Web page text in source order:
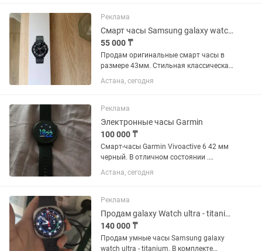
идеальное, полностью рабочее. Экран
чистый, без...
Реклама
Смарт часы Samsung galaxy watch 6 classic
55 000 ₸
Продам оригинальные смарт часы в
размере 43мм. Стильная классическая
модель с вращающимся безелем.
Состояние идеальное. Экран часов без
безель крутится мягко и чётко....
Астана, сегодня
Реклама
Электронные часы Garmin
100 000 ₸
Смарт-часы Garmin Vivoactive 6 42 мм
черный. В отличном состоянии .
Продажа в связи с ненадобностью .
Писать на
Астана, сегодня
Реклама
Продам galaxy Watch ultra - titanium
140 000 ₸
Продам умные часы Samsung galaxy
watch ultra - titanium. В комплекте